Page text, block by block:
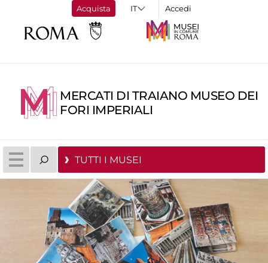
Acquista Accedi
MERCATI DI TRAIANO MUSEO DEI
FORI IMPERIALI
TUTTI I MUSEI